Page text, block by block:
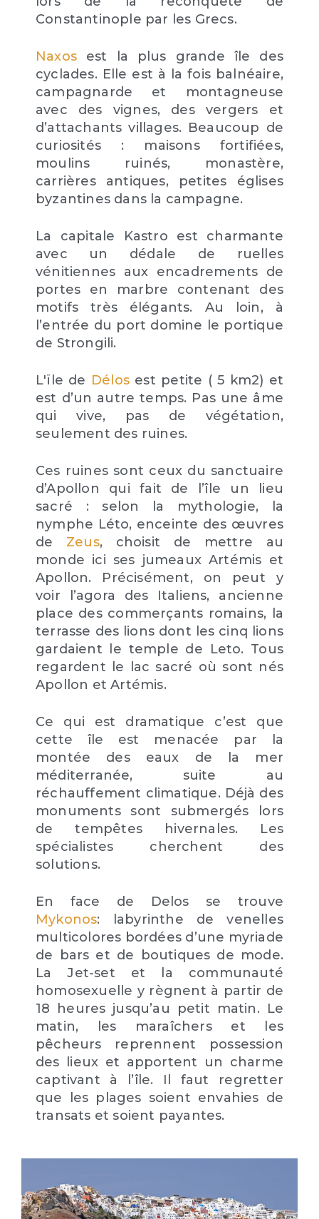
Constantinople par les Grecs.
Naxos est la plus grande île des
cyclades. Elle est à la fois balnéaire,
campagnarde et montagneuse
avec des vignes, des vergers et
d’attachants villages. Beaucoup de
curiosités : maisons fortifiées,
moulins ruinés, monastère,
carrières antiques, petites églises
byzantines dans la campagne.
La capitale Kastro est charmante
avec un dédale de ruelles
vénitiennes aux encadrements de
portes en marbre contenant des
motifs très élégants. Au loin, à
l’entrée du port domine le portique
de Strongili.
L'ïle de Délosest petite ( 5 km2) et
est d’un autre temps. Pas une âme
qui vive, pas de végétation,
seulement des ruines.
Ces ruines sont ceux du sanctuaire
d’Apollon qui fait de l’île un lieu
sacré : selon la mythologie, la
nymphe Léto, enceinte des œuvres
de Zeus, choisit de mettre au
monde ici ses jumeaux Artémis et
Apollon. Précisément, on peut y
voir l’agora des Italiens, ancienne
place des commerçants romains, la
terrasse des lions dont les cinq lions
gardaient le temple de Leto. Tous
regardent le lac sacré où sont nés
Apollon et Artémis.
Ce qui est dramatique c’est que
cette île est menacée par la
montée des eaux de la mer
méditerranée, suite au
réchauffement climatique. Déjà des
monuments sont submergés lors
de tempêtes hivernales. Les
spécialistes cherchent des
solutions.
En face de Delos se trouve
Mykonos: labyrinthe de venelles
multicolores bordées d’une myriade
de bars et de boutiques de mode.
La Jet-set et la communauté
homosexuelle y règnent à partir de
18 heures jusqu’au petit matin. Le
matin, les maraîchers et les
pêcheurs reprennent possession
des lieux et apportent un charme
captivant à l’île. Il faut regretter
que les plages soient envahies de
transats et soient payantes.